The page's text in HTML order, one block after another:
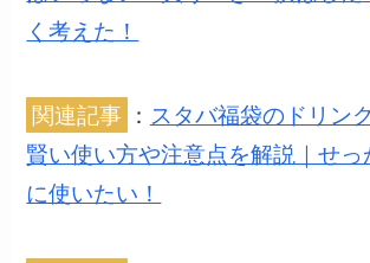
く考えた！
関連記事 ： スタバ福袋のドリン
賢い使い方や注意点を解説｜せ
に使いたい！